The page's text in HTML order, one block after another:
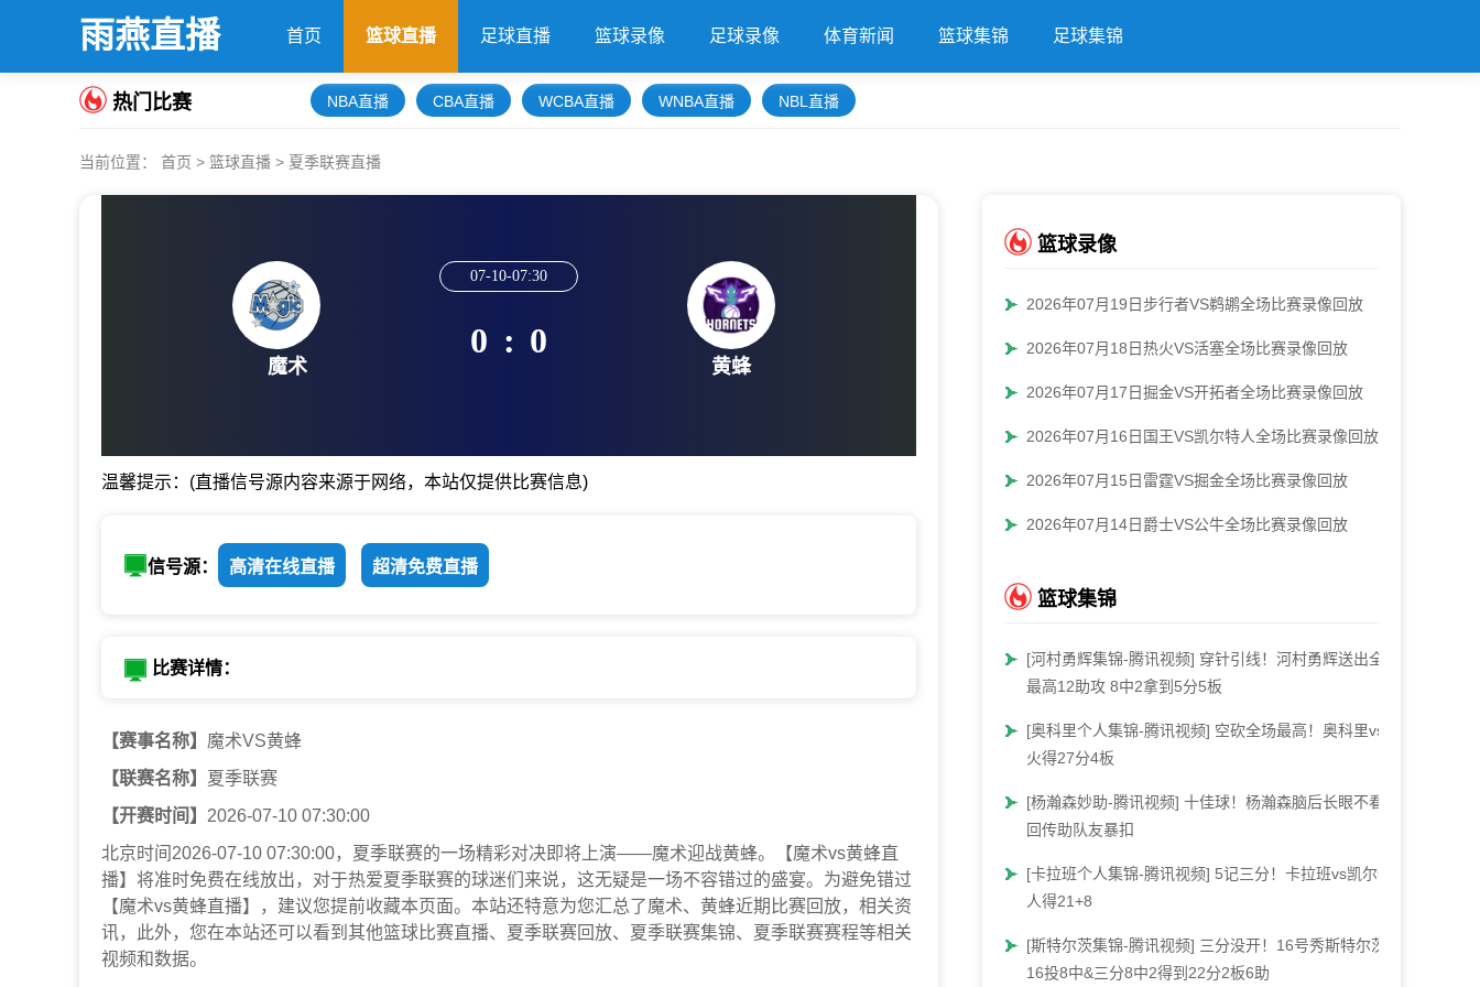
雨燕直播 首页 篮球直播 足球直播 篮球录像 足球录像 体育新闻 篮球集锦 足球集锦
热门比赛 NBA直播 CBA直播 WCBA直播 WNBA直播 NBL直播
当前位置： 首页 > 篮球直播 > 夏季联赛直播
魔术
07-10-07:30
0 : 0
黄蜂
温馨提示：(直播信号源内容来源于网络，本站仅提供比赛信息)
信号源： 高清在线直播 超清免费直播
比赛详情：
【赛事名称】 魔术VS黄蜂
【联赛名称】 夏季联赛
【开赛时间】 2026-07-10 07:30:00
北京时间2026-07-10 07:30:00，夏季联赛的一场精彩对决即将上演——魔术迎战黄蜂。【魔术vs黄蜂直
播】将准时免费在线放出，对于热爱夏季联赛的球迷们来说，这无疑是一场不容错过的盛宴。为避免错过
【魔术vs黄蜂直播】，建议您提前收藏本页面。本站还特意为您汇总了魔术、黄蜂近期比赛回放，相关资
讯，此外，您在本站还可以看到其他篮球比赛直播、夏季联赛回放、夏季联赛集锦、夏季联赛赛程等相关
视频和数据。
篮球录像
2026年07月19日步行者VS鹈鹕全场比赛录像回放
2026年07月18日热火VS活塞全场比赛录像回放
2026年07月17日掘金VS开拓者全场比赛录像回放
2026年07月16日国王VS凯尔特人全场比赛录像回放
2026年07月15日雷霆VS掘金全场比赛录像回放
2026年07月14日爵士VS公牛全场比赛录像回放
篮球集锦
[河村勇辉集锦-腾讯视频] 穿针引线！河村勇辉送出全场
最高12助攻 8中2拿到5分5板
[奥科里个人集锦-腾讯视频] 空砍全场最高！奥科里vs热
火得27分4板
[杨瀚森妙助-腾讯视频] 十佳球！杨瀚森脑后长眼不看人
回传助队友暴扣
[卡拉班个人集锦-腾讯视频] 5记三分！卡拉班vs凯尔特
人得21+8
[斯特尔茨集锦-腾讯视频] 三分没开！16号秀斯特尔茨
16投8中&三分8中2得到22分2板6助